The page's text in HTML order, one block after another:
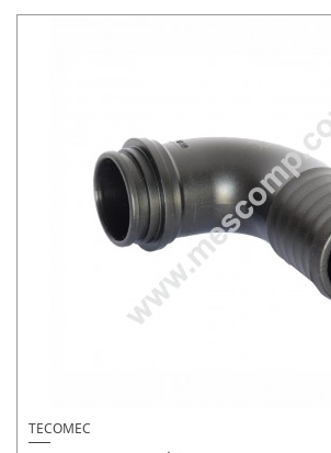
TECOMEC